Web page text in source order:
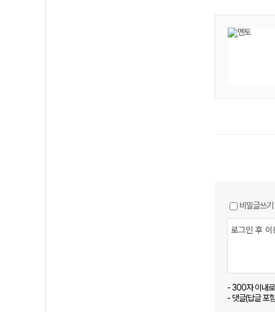
비밀글쓰기
- 300자 이내
- 댓글(답글 포